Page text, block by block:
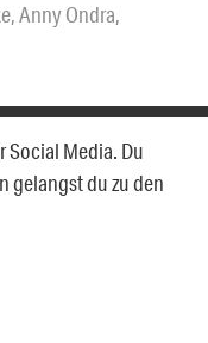
,Anny Ondra,
Social Media. Du
gelangst du zu den